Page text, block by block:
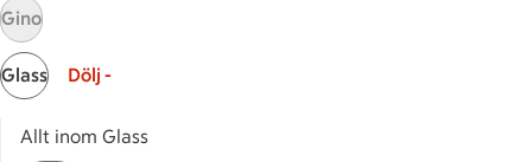
Prenumerera
Gino
Glass Dölj -
Allt inom Glass